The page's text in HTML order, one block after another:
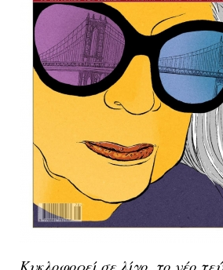
Κυκλοφορεί σε λίγο, το νέο